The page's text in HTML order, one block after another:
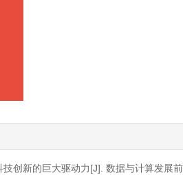
创新的巨大驱动力[J]. 数据与计算发展